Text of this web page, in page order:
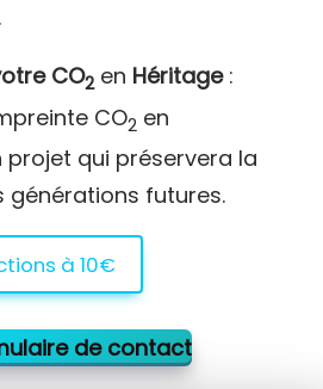
CO2en Héritage:
CO2 en
qui préservera la
générations futures.
à 10€
de contact